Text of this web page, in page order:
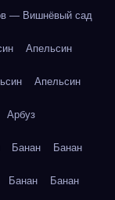
— Вишнёвый сад
Апельсин
Апельсин
Арбуз
Банан Банан
Банан Банан